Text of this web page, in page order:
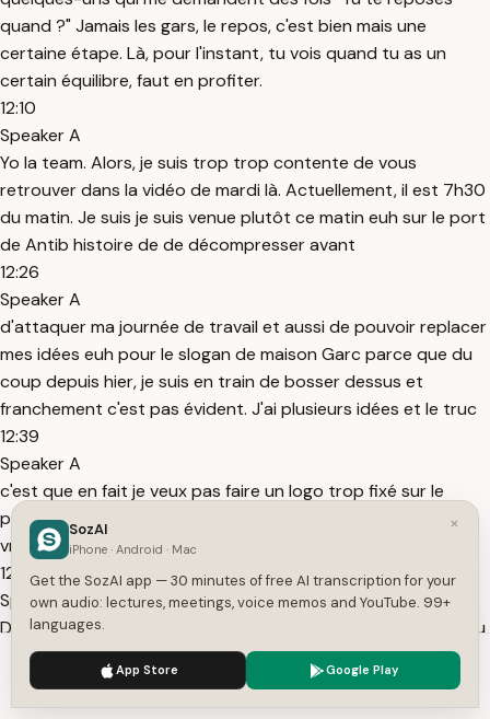
quand ?" Jamais les gars, le repos, c'est bien mais une
certaine étape. Là, pour l'instant, tu vois quand tu as un
certain équilibre, faut en profiter.
12:10
Speaker A
Yo la team. Alors, je suis trop trop contente de vous
retrouver dans la vidéo de mardi là. Actuellement, il est 7h30
du matin. Je suis je suis venue plutôt ce matin euh sur le port
de Antib histoire de de décompresser avant
12:26
Speaker A
d'attaquer ma journée de travail et aussi de pouvoir replacer
mes idées euh pour le slogan de maison Garc parce que du
coup depuis hier, je suis en train de bosser dessus et
franchement c'est pas évident. J'ai plusieurs idées et le truc
12:39
Speaker A
c'est que en fait je veux pas faire un logo trop fixé sur le
produit qu'on va sortir mais plutôt un logo qui définit
vraiment genre le le nom de la marque.
12:49
Speaker A
Donc du coup c'est pas évident évident. On essae, on est au
max en fait. Donc j'ai une tête de fatigué clairement là.
12:55
Speaker A
We use cookies to enhance your experience.
×
SozAI
iPhone · Android · Mac
Get the SozAI app — 30 minutes of free AI transcription for your
own audio: lectures, meetings, voice memos and YouTube. 99+
languages.
App Store Google Play